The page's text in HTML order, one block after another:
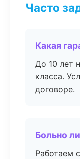
Часто
Какая
До 10 лет
класса.
договоре.
Больно
Работаем